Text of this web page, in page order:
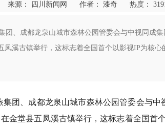
来源： 四川新闻网 作者： 漆奇 热度：
团、成都龙泉山城市森林公园管委会与中视同成
凤溪古镇举行，这标志着全国首个以影视IP为核心
团、成都龙泉山城市森林公园管委会与中
金堂县五凤溪古镇举行，这标志着全国首